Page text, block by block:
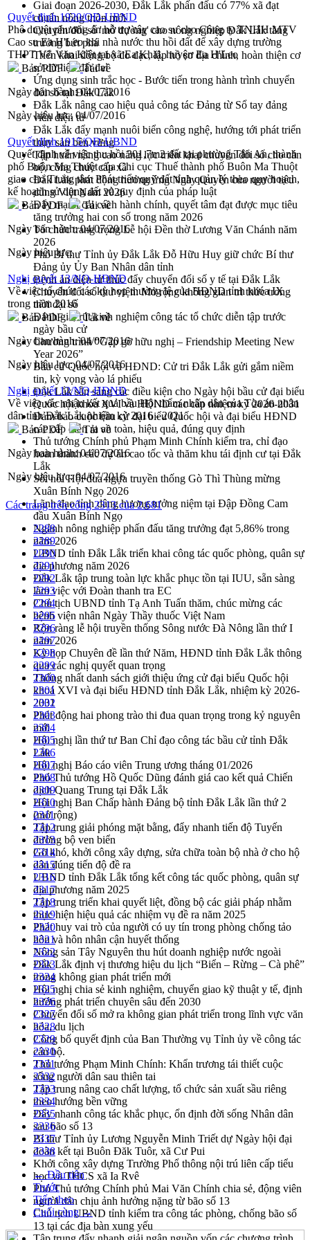
Giai đoạn 2026-2030, Đắk Lắk phấn đấu có 77% xã đạt
chuẩn nông thôn mới
Chuyển đổi số 'mở đường' cho nông nghiệp Đắk Lắk tăng
trưởng bứt phá
Triển khai đồng bộ đo đạc, lập hồ sơ địa chính, hoàn thiện cơ
sở dữ liệu đất đai
Ứng dụng sinh trắc học - Bước tiến trong hành trình chuyển
đổi số tại Đắk Lắk
Đắk Lắk nâng cao hiệu quả công tác Đảng từ Sổ tay đảng
viên điện tử
Đắk Lắk đẩy mạnh nuôi biển công nghệ, hướng tới phát triển
thủy sản bền vững
Tập huấn nâng cao năng lực triển khai chuyển đổi số cho cán
bộ, công chức cấp xã
Đắk Lắk phát động hưởng ứng Ngày Quyền của người tiêu
dùng Việt Nam 2026
Đẩy mạnh cải cách hành chính, quyết tâm đạt được mục tiêu
tăng trưởng hai con số trong năm 2026
Tổ chức trang trọng Lễ hội Đền thờ Lương Văn Chánh năm
2026
Phó Bí thư Tỉnh ủy Đắk Lắk Đỗ Hữu Huy giữ chức Bí thư
Đảng ủy Ủy Ban Nhân dân tỉnh
Bệnh án điện tử thúc đẩy chuyển đổi số y tế tại Đắk Lắk
Chuyển đổi số thư viện: Mở rộng không gian tri thức trong
thời đại số
Đánh giá, rút kinh nghiệm công tác tổ chức diễn tập trước
ngày bầu cử
Chương trình “Gặp gỡ hữu nghị – Friendship Meeting New
Year 2026”
Bầu cử Quốc hội và HĐND: Cử tri Đắk Lắk gửi gắm niềm
tin, kỳ vọng vào lá phiếu
Đắk Lắk sẵn sàng các điều kiện cho Ngày hội bầu cử đại biểu
Quốc hội khóa XVI và HĐND các cấp nhiệm kỳ 2026-2031
Đảm bảo cuộc bầu cử đại biểu Quốc hội và đại biểu HĐND
các cấp diễn ra an toàn, hiệu quả, đúng quy định
Thủ tướng Chính phủ Phạm Minh Chính kiểm tra, chỉ đạo
hoàn thành các dự án cao tốc và thăm khu tái định cư tại Đắk
Lắk
Sôi nổi Hội đua ngựa truyền thống Gò Thì Thùng mừng
Xuân Bính Ngọ 2026
Lãnh đạo tỉnh dâng hương tưởng niệm tại Đập Đồng Cam
đầu Xuân Bính Ngọ
Ngành nông nghiệp phấn đấu tăng trưởng đạt 5,86% trong
năm 2026
UBND tỉnh Đắk Lắk triển khai công tác quốc phòng, quân sự
địa phương năm 2026
Đắk Lắk tập trung toàn lực khắc phục tồn tại IUU, sẵn sàng
làm việc với Đoàn thanh tra EC
Chủ tịch UBND tỉnh Tạ Anh Tuấn thăm, chúc mừng các
bệnh viện nhân Ngày Thầy thuốc Việt Nam
Rộn ràng lễ hội truyền thống Sông nước Đà Nông lần thứ I
năm 2026
Kỳ họp Chuyên đề lần thứ Năm, HĐND tỉnh Đắk Lắk thông
qua các nghị quyết quan trọng
Thống nhất danh sách giới thiệu ứng cử đại biểu Quốc hội
khoá XVI và đại biểu HĐND tỉnh Đắk Lắk, nhiệm kỳ 2026-
2031
Phát động hai phong trào thi đua quan trọng trong kỷ nguyên
mới
Hội nghị lần thứ tư Ban Chỉ đạo công tác bầu cử tỉnh Đắk
Lắk
Hội nghị Báo cáo viên Trung ương tháng 01/2026
Phó Thủ tướng Hồ Quốc Dũng đánh giá cao kết quả Chiến
dịch Quang Trung tại Đắk Lắk
Hội nghị Ban Chấp hành Đảng bộ tỉnh Đắk Lắk lần thứ 2
(mở rộng)
Tập trung giải phóng mặt bằng, đẩy nhanh tiến độ Tuyến
đường bộ ven biển
Gỡ khó, khởi công xây dựng, sửa chữa toàn bộ nhà ở cho hộ
dân đúng tiến độ đề ra
UBND tỉnh Đắk Lắk tổng kết công tác quốc phòng, quân sự
địa phương năm 2025
Tập trung triển khai quyết liệt, đồng bộ các giải pháp nhằm
thực hiện hiệu quả các nhiệm vụ đề ra năm 2025
Phát huy vai trò của người có uy tín trong phòng chống tảo
hôn và hôn nhân cận huyết thống
Nông sản Tây Nguyên thu hút doanh nghiệp nước ngoài
Đắk Lắk định vị thương hiệu du lịch “Biển – Rừng – Cà phê”
trong không gian phát triển mới
Hội nghị chia sẻ kinh nghiệm, chuyển giao kỹ thuật y tế, định
hướng phát triển chuyên sâu đến 2030
Chuyển đổi số mở ra không gian phát triển trong lĩnh vực văn
hóa, du lịch
Công bố quyết định của Ban Thường vụ Tỉnh ủy về công tác
cán bộ.
Thủ tướng Phạm Minh Chính: Khẩn trương tái thiết cuộc
sống người dân sau thiên tai
Tập trung nâng cao chất lượng, tổ chức sản xuất sầu riêng
theo hướng bền vững
Đẩy nhanh công tác khắc phục, ổn định đời sống Nhân dân
sau bão số 13
Bí thư Tỉnh ủy Lương Nguyễn Minh Triết dự Ngày hội đại
đoàn kết tại Buôn Đăk Tuôr, xã Cư Pui
Khởi công xây dựng Trường Phổ thông nội trú liên cấp tiểu
học và THCS xã Ia Rvê
Phó Thủ tướng Chính phủ Mai Văn Chính chia sẻ, động viên
người dân chịu ảnh hưởng nặng từ bão số 13
Chủ tịch UBND tỉnh kiểm tra công tác phòng, chống bão số
13 tại các địa bàn xung yếu
Quyết định 1920/QĐ-UBND
Phê duyệt phương án hỗ trợ cây cao su cho Công ty TNHH MTV
Cao su Ea H'Leo khi nhà nước thu hồi đất để xây dựng trường
THPT Võ Văn Kiệt tại xã Ea Khăl, huyện Ea H'Leo
Bản PDF
Tải về
Ngày ban hành:04/07/2016
Ngày hiệu lực: 04/07/2016
Quyết định 1915/QĐ-UBND
Quyết định về việc thu hồi 301,7m2 đất tại phường Tân An, thành
phố Buôn Ma Thuột của Chi cục Thuế thành phố Buôn Ma Thuột
giao cho Trung tâm Phát triển quỹ đất tỉnh quản lý theo quy hoạch,
kế hoạch sử dụng đất và quy định của pháp luật
Bản PDF
Tải về
Ngày ban hành:04/07/2016
Ngày hiệu lực:
Nghị quyết 13/NQ-HĐND
Về việc tổ chức các kỳ họp thường lệ của HĐND tỉnh khóa IX
trong năm 2016
Bản PDF
Tải về
Ngày ban hành:04/07/2016
Ngày hiệu lực:04/07/2016
Nghị quyết 12/NQ-HĐND
Về việc xác nhận kết quả bầu Hội thẩm nhân dân của Tòa án nhân
dân tỉnh Đắk Lắk nhiệm kỳ 2016 - 2021
Bản PDF
Tải về
Ngày ban hành:04/07/2016
Ngày hiệu lực:04/07/2016
Các trang trên cổng 2313 của 2.681
2288
2289
2290
2291
2292
2293
2294
2295
2296
2297
2298
2299
2300
2301
2302
2303
2304
2305
2306
2307
2308
2309
2310
2311
2312
2313
2314
2315
2316
2317
2318
2319
2320
2321
2322
2323
2324
2325
2326
2327
2328
2329
2330
2331
2332
2333
2334
2335
2336
2337
2338
← Đầu tiên
Trước
Tiếp theo
Cuối cùng →